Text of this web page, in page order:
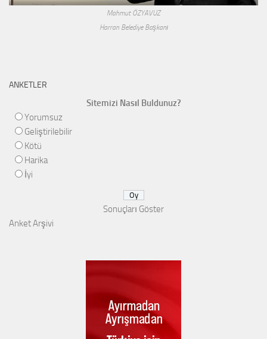
Mahmut ÖZYAVUZ
Harran Belediye Başkanı
ANKETLER
Sitemizi Nasıl Buldunuz?
Yorumsuz
Geliştirilebilir
Kötü
Harika
İyi
Sonuçları Göster
Anket Arşivi